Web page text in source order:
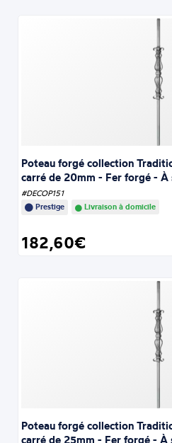
Poteau forgé collection
carré de 20mm - Fer forgé - À
#DECOP151
Prestige
Livraison à domicile
182,60€
Poteau forgé collection
carré de 25mm - Fer forgé - À